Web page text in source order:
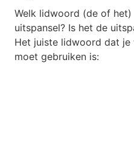
Welk lidwoord (de of
uitspansel? Is het de
Het juiste lidwoord dat
moet gebruiken is: